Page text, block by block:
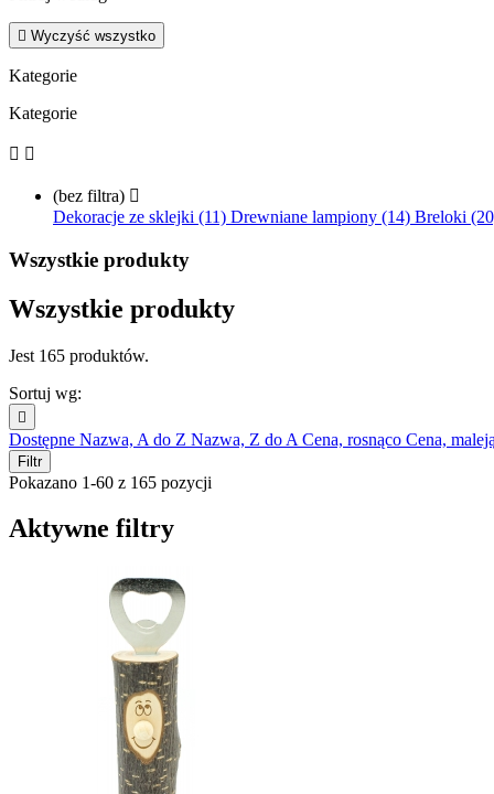
 Wyczyść wszystko
Kategorie
Kategorie
 
(bez filtra) 
Dekoracje ze sklejki (11) Drewniane lampiony (14) Breloki
Wszystkie produkty
Wszystkie produkty
Jest 165 produktów.
Sortuj wg:

Dostępne Nazwa, A do Z Nazwa, Z do A Cena, rosnąco Cena,
Filtr
Pokazano 1-60 z 165 pozycji
Aktywne filtry